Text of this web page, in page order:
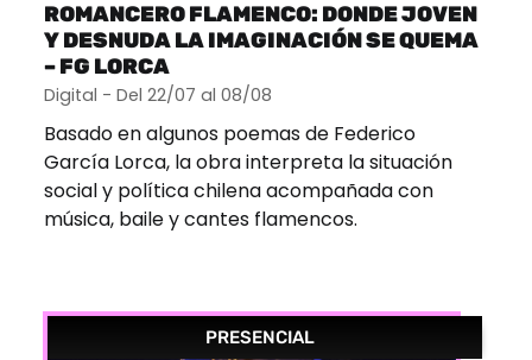
ROMANCERO FLAMENCO: DONDE JOVEN
Y DESNUDA LA IMAGINACIÓN SE QUEMA
– FG LORCA
Digital - Del 22/07 al 08/08
Basado en algunos poemas de Federico
García Lorca, la obra interpreta la situación
social y política chilena acompañada con
música, baile y cantes flamencos.
PRESENCIAL